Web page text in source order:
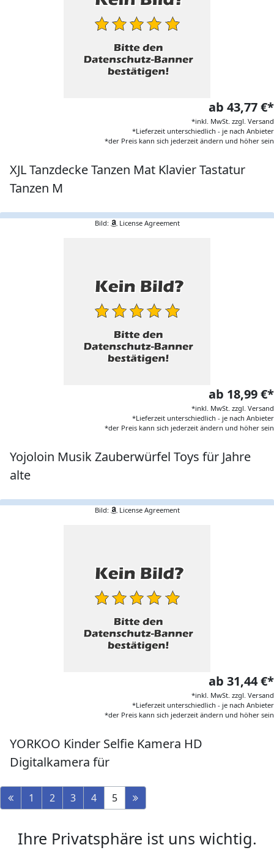
ab 43,77 €*
*inkl. MwSt. zzgl. Versand
*Lieferzeit unterschiedlich - je nach Anbieter
*der Preis kann sich jederzeit ändern und höher sein
XJL Tanzdecke Tanzen Mat Klavier Tastatur
Tanzen M
Bild: License Agreement
ab 18,99 €*
*inkl. MwSt. zzgl. Versand
*Lieferzeit unterschiedlich - je nach Anbieter
*der Preis kann sich jederzeit ändern und höher sein
Yojoloin Musik Zauberwürfel Toys für Jahre
alte
Bild: License Agreement
ab 31,44 €*
*inkl. MwSt. zzgl. Versand
*Lieferzeit unterschiedlich - je nach Anbieter
*der Preis kann sich jederzeit ändern und höher sein
YORKOO Kinder Selfie Kamera HD
Digitalkamera für
1 2 3 4 5
Ihre Privatsphäre ist uns wichtig.